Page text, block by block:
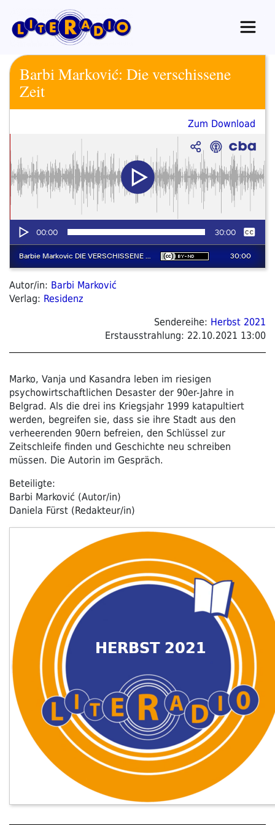
Inhalt
springen
Barbi Marković: Die verschissene
Zeit
Zum Download
Autor/in: Barbi Marković
Verlag: Residenz
Sendereihe: Herbst 2021
Erstausstrahlung: 22.10.2021 13:00
Marko, Vanja und Kasandra leben im riesigen
psychowirtschaftlichen Desaster der 90er-Jahre in
Belgrad. Als die drei ins Kriegsjahr 1999 katapultiert
werden, begreifen sie, dass sie ihre Stadt aus den
verheerenden 90ern befreien, den Schlüssel zur
Zeitschleife finden und Geschichte neu schreiben
müssen. Die Autorin im Gespräch.
Beteiligte:
Barbi Marković (Autor/in)
Daniela Fürst (Redakteur/in)